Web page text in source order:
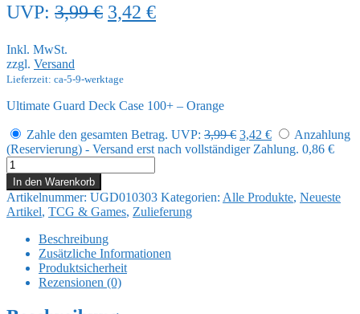
UVP: 3,99€ Ursprünglicher
3,99 €
3,42 €Aktueller
Inkl. MwSt.
zzgl. Versand
Lieferzeit: ca-5-9-werktage
Ultimate Guard Deck Case 100+ – Orange
Zahle den gesamten Betrag. UVP: 3,99€ Ursprünglicher
Preis
3,42 €Aktueller
Preis
Anzahlung
(Reservierung) - Versand erst nach vollständiger Zahlung. 0,86 €
Ultimate
Guard
Deck
Case
100+
Orange
Menge
In den Warenkorb
Artikelnummer: UGD010303 Kategorien: Alle Produkte, Neueste
Artikel, TCG & Games, Zulieferung
Beschreibung
Zusätzliche Informationen
Produktsicherheit
Rezensionen (0)